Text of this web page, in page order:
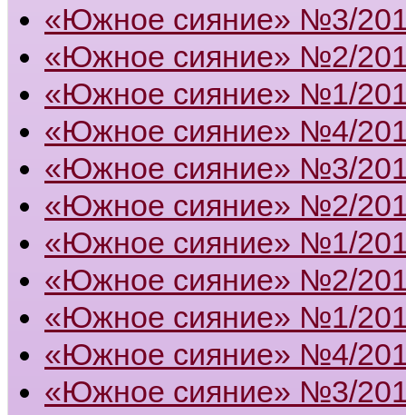
«Южное сияние» №3/
«Южное сияние» №2/
«Южное сияние» №1/
«Южное сияние» №4/
«Южное сияние» №3/
«Южное сияние» №2/
«Южное сияние» №1/
«Южное сияние» №2/
«Южное сияние» №1/
«Южное сияние» №4/
«Южное сияние» №3/